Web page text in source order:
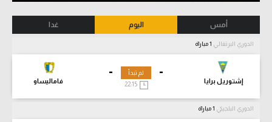
أمس اليوم غدا
الدوري البرتغالي
-
إشتوريل برايا
-
فاماليساو
لم تبدأ
22:15
الدوري البلجيكي